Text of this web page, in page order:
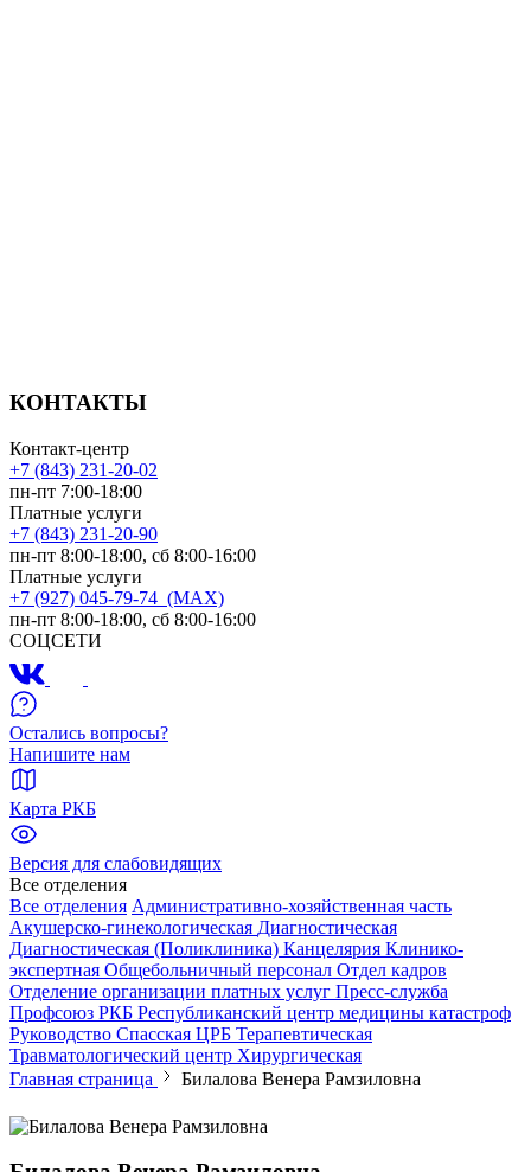
КОНТАКТЫ
Контакт-центр
+7 (843) 231-20-02
пн-пт 7:00-18:00
Платные услуги
+7 (843) 231-20-90
пн-пт 8:00-18:00, сб 8:00-16:00
Платные услуги
+7 (927) 045-79-74 (MAX)
пн-пт 8:00-18:00, сб 8:00-16:00
СОЦСЕТИ
Остались вопросы?
Напишите нам
Карта РКБ
Версия для слабовидящих
Все отделения
Все отделения Административно-хозяйственная часть
Акушерско-гинекологическая Диагностическая
Диагностическая (Поликлиника) Канцелярия Клинико-
экспертная Общебольничный персонал Отдел кадров
Отделение организации платных услуг Пресс-служба
Профсоюз РКБ Республиканский центр медицины катастроф
Руководство Спасская ЦРБ Терапевтическая
Травматологический центр Хирургическая
Главная страница
Билалова Венера Рамзиловна